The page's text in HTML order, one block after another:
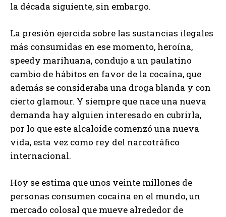
la década siguiente, sin embargo.
La presión ejercida sobre las sustancias ilegales
más consumidas en ese momento, heroína,
speedy marihuana, condujo a un paulatino
cambio de hábitos en favor de la cocaína, que
además se consideraba una droga blanda y con
cierto glamour. Y siempre que nace una nueva
demanda hay alguien interesado en cubrirla,
por lo que este alcaloide comenzó una nueva
vida, esta vez como rey del narcotráfico
internacional.
Hoy se estima que unos veinte millones de
personas consumen cocaína en el mundo, un
mercado colosal que mueve alrededor de